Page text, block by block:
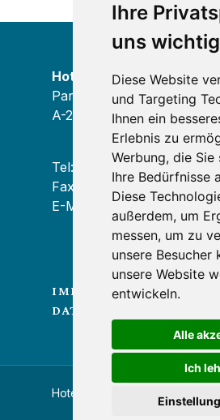
Ihre
uns wichtig
Diese Website
und Targeting
Ihnen ein
Erlebnis zu
Werbung, die Sie
Ihre Bedürfnisse
Diese
außerdem, um
messen, um zu
unsere Besucher
unsere Website
entwickeln.
Alle
Ich
Hotel Paradiesquelle
Paradiesweg 4
A-2734 Puchberg am
Tel: +43 2636 / 2310
Fax: +43 2636 / 2310 58
E-Mail:
IMPRESSUM
Hotel Paradiesquelle © 2024